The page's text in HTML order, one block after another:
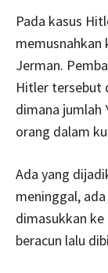
Pada kasus
memusnahkan
Jerman.
Hitler tersebut
dimana jumlah
orang dalam
Ada yang
meninggal,
dimasukkan
beracun lalu